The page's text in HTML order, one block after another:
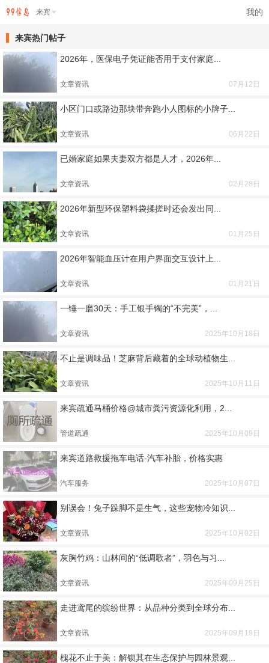
我的
来宾
来宾热门帖子
2026年，医保电子凭证能否用于支付家庭...
文章资讯 07月12日
小区门口或路边那块带奔跑小人图标的小牌子...
文章资讯 06月22日
已婚家庭如果夫妻双方都是人才，2026年...
文章资讯 02月28日
2026年新型环保塑料袋揉搓时还会发出同...
文章资讯 01月25日
2026年智能血压计在用户界面交互设计上...
文章资讯 01月21日
一锤一磨30天：手工银手镯的“不完美”，...
文章资讯 2025年10月18日
不止是调味品！芝麻背后藏着的全球动植物生...
文章资讯 2025年10月11日
来宾疏通马桶价格@城市粪污资源化利用，2...
管道疏通 2025年10月09日
来宾道路救援拖车电话-汽车补胎，价格实惠
汽车服务 2025年10月07日
别误会！兔子跺脚不是生气，这些宠物冷知识...
文章资讯 2025年10月02日
灰胸竹鸡：山林间的“低调歌者”，羽色与习...
文章资讯 2025年09月25日
走进鸢尾的缤纷世界：从品种分类到全球分布...
文章资讯 2025年09月19日
槐花不止于美：解锁其在生态保护与园林景观...